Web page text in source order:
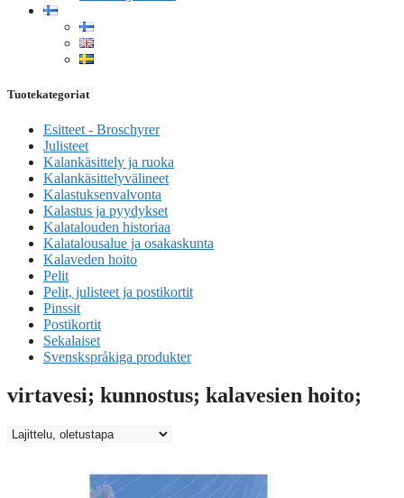
Tuotekategoriat
Esitteet - Broschyrer
Julisteet
Kalankäsittely ja ruoka
Kalankäsittelyvälineet
Kalastuksenvalvonta
Kalastus ja pyydykset
Kalatalouden historiaa
Kalatalousalue ja osakaskunta
Kalaveden hoito
Pelit
Pelit, julisteet ja postikortit
Pinssit
Postikortit
Sekalaiset
Svenskspråkiga produkter
virtavesi; kunnostus; kalavesien hoito;